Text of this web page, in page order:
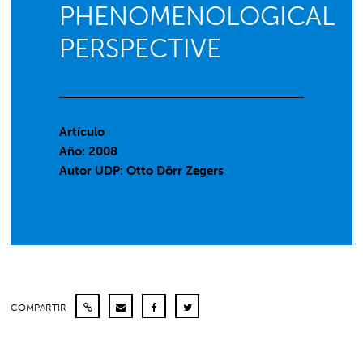
PHENOMENOLOGICAL
PERSPECTIVE
Artículo
Año: 2008
Autor UDP:Otto Dörr Zegers
COMPARTIR